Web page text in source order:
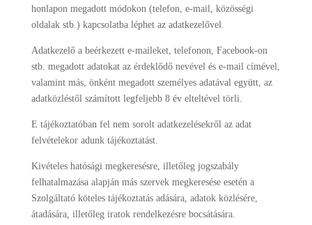
honlapon megadott módokon (telefon, e-mail, közösségi
oldalak stb.) kapcsolatba léphet az adatkezelővel.
Adatkezelő a beérkezett e-maileket, telefonon, Facebook-on
stb. megadott adatokat az érdeklődő nevével és e-mail címével,
valamint más, önként megadott személyes adatával együtt, az
adatközléstől számított legfeljebb 8 év elteltével törli.
E tájékoztatóban fel nem sorolt adatkezelésekről az adat
felvételekor adunk tájékoztatást.
Kivételes hatósági megkeresésre, illetőleg jogszabály
felhatalmazása alapján más szervek megkeresése esetén a
Szolgáltató köteles tájékoztatás adására, adatok közlésére,
átadására, illetőleg iratok rendelkezésre bocsátására.